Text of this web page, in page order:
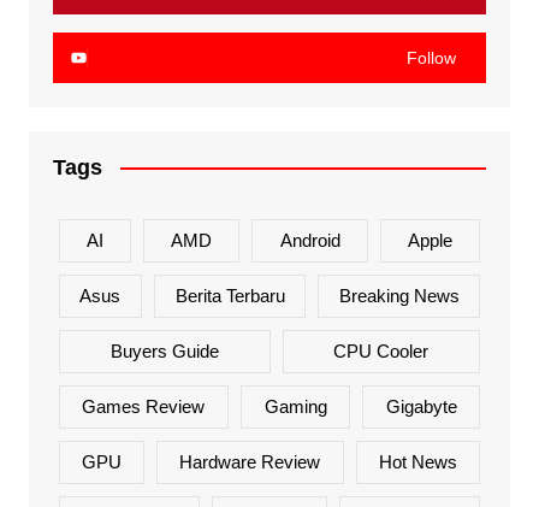
Follow
Tags
AI AMD Android Apple
Asus Berita Terbaru Breaking News
Buyers Guide CPU Cooler
Games Review Gaming Gigabyte
GPU Hardware Review Hot News